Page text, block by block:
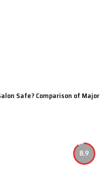
Safe? Comparison of Major
8.9